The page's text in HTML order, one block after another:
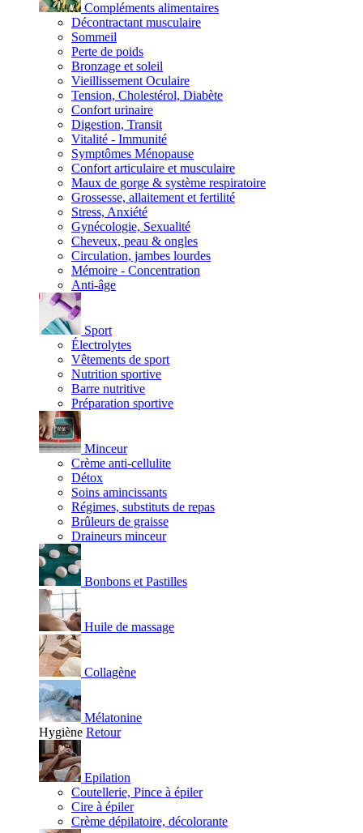
Compléments alimentaires
Décontractant musculaire
Sommeil
Perte de poids
Bronzage et soleil
Vieillissement Oculaire
Tension, Cholestérol, Diabète
Confort urinaire
Digestion, Transit
Vitalité - Immunité
Symptômes Ménopause
Confort articulaire et musculaire
Maux de gorge & système respiratoire
Grossesse, allaitement et fertilité
Stress, Anxiété
Gynécologie, Sexualité
Cheveux, peau & ongles
Circulation, jambes lourdes
Mémoire - Concentration
Anti-âge
Sport
Électrolytes
Vêtements de sport
Nutrition sportive
Barre nutritive
Préparation sportive
Minceur
Crème anti-cellulite
Détox
Soins amincissants
Régimes, substituts de repas
Brûleurs de graisse
Draineurs minceur
Bonbons et Pastilles
Huile de massage
Collagène
Mélatonine
Hygiène Retour
Epilation
Coutellerie, Pince à épiler
Cire à épiler
Crème dépilatoire, décolorante